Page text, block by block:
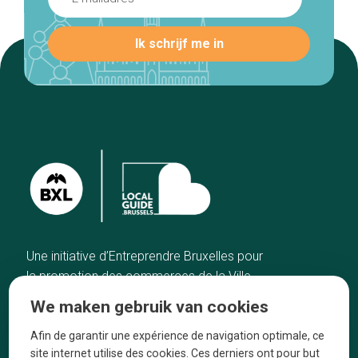
Une initiative d’Entreprendre Bruxelles pour
la promotion des commerces de la Ville
Home
De beste adressen
De ambachtslieden
Over ons
We maken gebruik van cookies
Afin de garantir une expérience de navigation optimale, ce
site internet utilise des cookies. Ces derniers ont pour but